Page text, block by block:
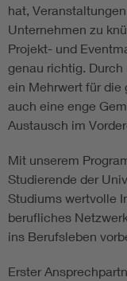
hat,
Unternehmen zu
Projekt- und
genau richtig.
ein Mehrwert für die
auch eine enge
Austausch im
Mit unserem
Studierende der
Studiums wertvolle
berufliches
ins Berufsleben
Erster